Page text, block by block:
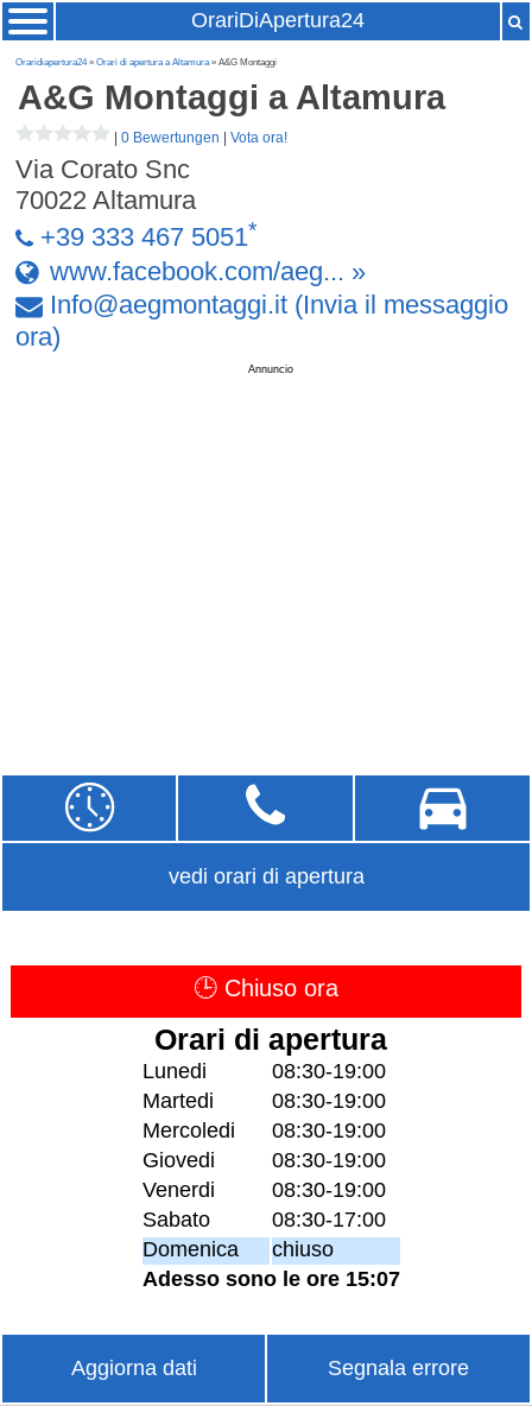
OrariDiApertura24
Oraridiapertura24»Orari di apertura a Altamura» A&G Montaggi
A&G Montaggi a Altamura
|0 Bewertungen |Vota ora!
Via Corato Snc
70022 Altamura
+39 333 467 5051*
www.facebook.com/aeg... »
Info@aegmontaggi.it (Invia il messaggio
ora)
Annuncio
vedi orari di apertura
🕒 Chiuso ora
Orari di apertura
Lunedi
08:30-19:00
Martedi
08:30-19:00
Mercoledi
08:30-19:00
Giovedi
08:30-19:00
Venerdi
08:30-19:00
Sabato
08:30-17:00
Domenica
chiuso
Adesso sono le ore 15:07
Aggiorna dati Segnala errore